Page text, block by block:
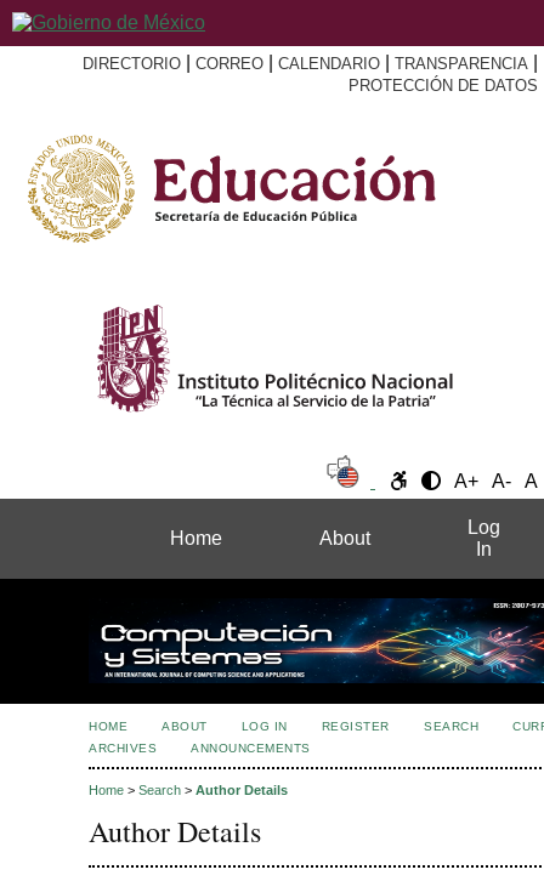
DIRECTORIO CORREO CALENDARIO TRANSPARENCIA
PROTECCIÓN DE DATOS
A+ A- A
Home About
Log
In
HOME ABOUT LOG IN REGISTER SEARCH
ARCHIVES
ANNOUNCEMENTS
Home > Search > Author Details
Author Details